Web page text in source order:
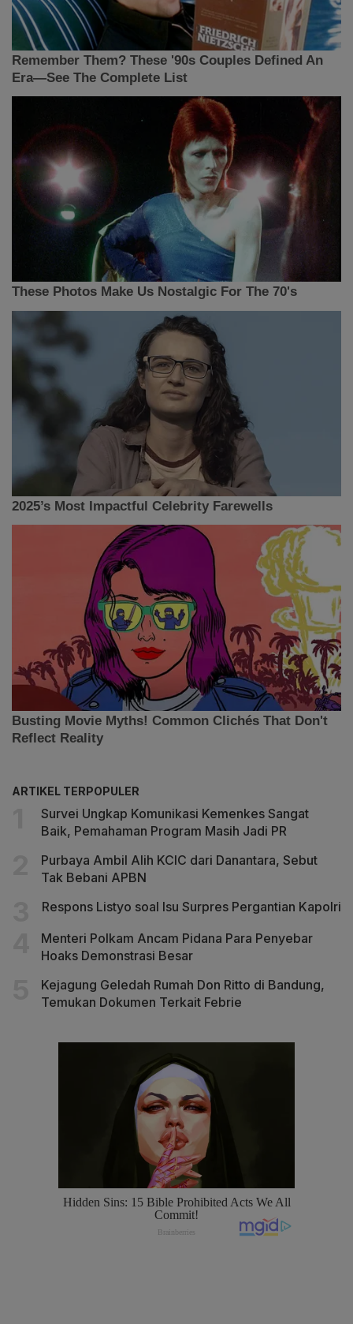
ARTIKEL TERPOPULER
Survei Ungkap Komunikasi Kemenkes Sangat
Baik, Pemahaman Program Masih Jadi PR
Purbaya Ambil Alih KCIC dari Danantara, Sebut
Tak Bebani APBN
Respons Listyo soal Isu Surpres Pergantian Kapolri
Menteri Polkam Ancam Pidana Para Penyebar
Hoaks Demonstrasi Besar
Kejagung Geledah Rumah Don Ritto di Bandung,
Temukan Dokumen Terkait Febrie